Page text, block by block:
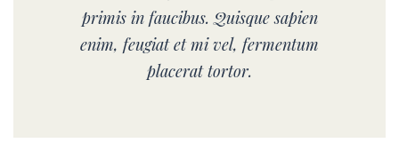
primis in faucibus. Quisque sapien
enim, feugiat et mi vel, fermentum
placerat tortor.